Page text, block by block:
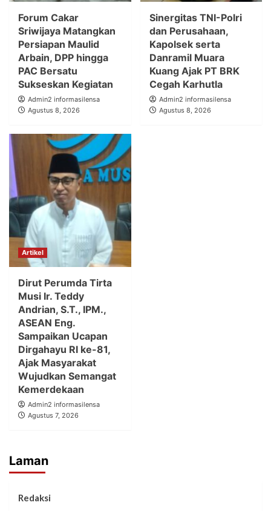
Forum Cakar
Sriwijaya Matangkan
Persiapan Maulid
Arbain, DPP hingga
PAC Bersatu
Sukseskan Kegiatan
Admin2 informasilensa
Agustus 8, 2026
Sinergitas TNI-Polri
dan Perusahaan,
Kapolsek serta
Danramil Muara
Kuang Ajak PT BRK
Cegah Karhutla
Admin2 informasilensa
Agustus 8, 2026
Artikel
Dirut Perumda Tirta
Musi Ir. Teddy
Andrian, S.T., IPM.,
ASEAN Eng.
Sampaikan Ucapan
Dirgahayu RI ke-81,
Ajak Masyarakat
Wujudkan Semangat
Kemerdekaan
Admin2 informasilensa
Agustus 7, 2026
Laman
Redaksi